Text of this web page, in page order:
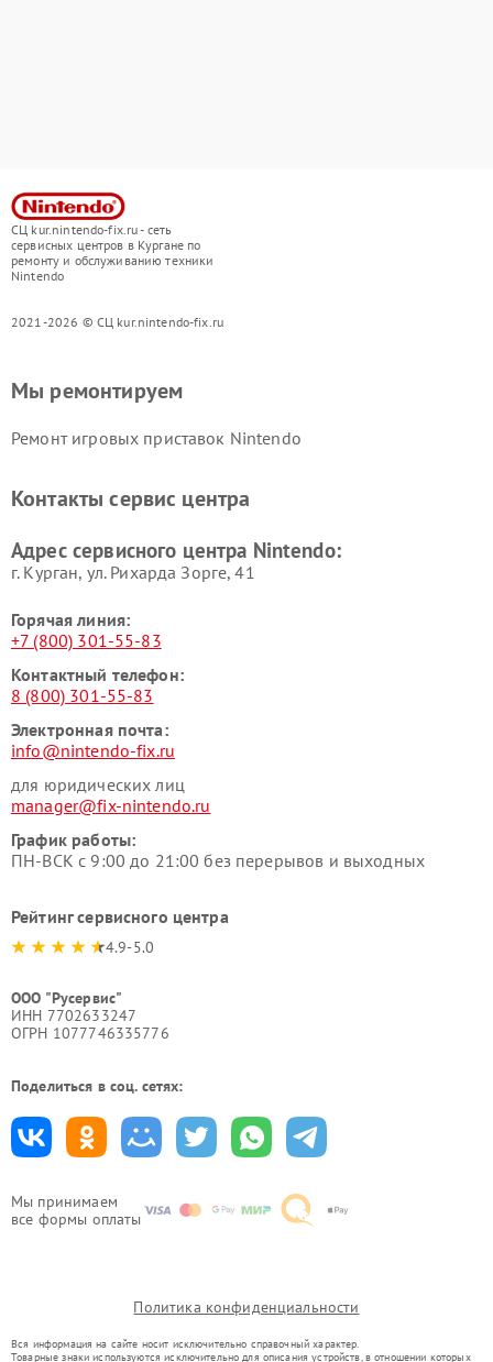
СЦ kur.nintendo-fix.ru - сеть
сервисных центров в Кургане по
ремонту и обслуживанию техники
Nintendo
2021-2026 © СЦ kur.nintendo-fix.ru
Мы принимаем
все формы оплаты
Мы ремонтируем
Ремонт игровых приставок Nintendo
Контакты сервис центра
Адрес сервисного центра Nintendo:
г. Курган, ул. Рихарда Зорге, 41
Горячая линия:
+7 (800) 301-55-83
Контактный телефон:
8 (800) 301-55-83
Электронная почта:
info@nintendo-fix.ru
для юридических лиц
manager@fix-nintendo.ru
График работы:
ПН-ВСК с 9:00 до 21:00 без перерывов и выходных
Рейтинг сервисного центра
4.9-5.0
ООО "Русервис"
ИНН 7702633247
ОГРН 1077746335776
Поделиться в соц. сетях:
Политика конфиденциальности
Вся информация на сайте носит исключительно справочный характер.
Товарные знаки используются исключительно для описания устройств, в отношении которых